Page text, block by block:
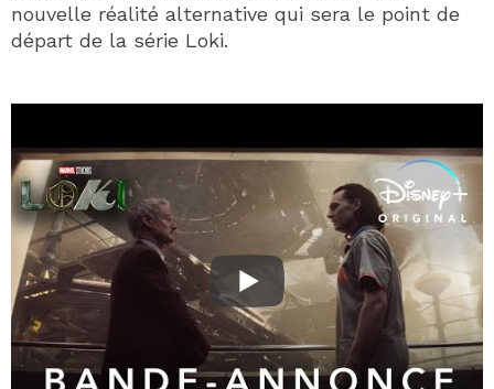
nouvelle réalité alternative qui sera le point de
départ de la série Loki.